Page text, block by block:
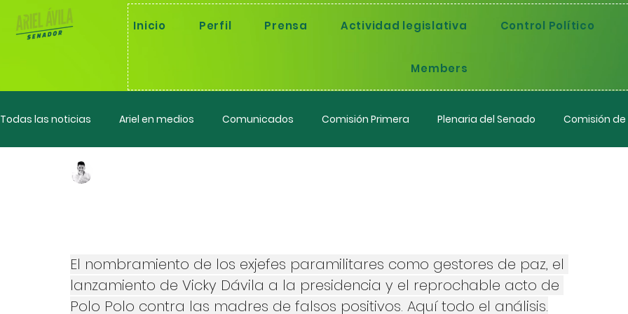
Inicio Perfil Prensa Actividad legislativa Control Político
Members
Todas las noticias Ariel en medios Comunicados Comisión Primera Plenaria del Senado Comisión de
Ponencias
El nombramiento de los exjefes paramilitares como gestores de paz, el
lanzamiento de Vicky Dávila a la presidencia y el reprochable acto de
Polo Polo contra las madres de falsos positivos. Aquí todo el análisis.